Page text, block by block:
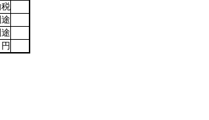
税
円